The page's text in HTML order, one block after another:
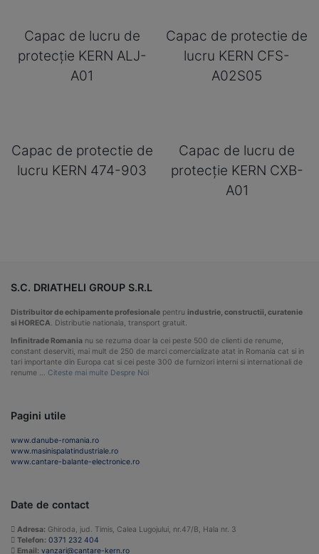
Capac de lucru de
protecție KERN ALJ-
A01
Capac de protectie de
lucru KERN CFS-
A02S05
Capac de protectie de
lucru KERN 474-903
Capac de lucru de
protecție KERN CXB-
A01
S.C. DRIATHELI GROUP S.R.L
Distribuitor de echipamente profesionale pentru industrie, constructii, curatenie
si HORECA. Distributie nationala, transport gratuit.
Infinitrade Romania nu se rezuma doar la cei peste 500 de clienti de renume,
constant deserviti, mai mult de 250 de marci comercializate atat in Romania cat si in
tari importante din Europa cat si cei peste 300 de furnizori interni si internationali de
renume … Citeste mai multe Despre Noi
Pagini utile
www.danube-romania.ro
www.masinispalatindustriale.ro
www.cantare-balante-electronice.ro
Date de contact
Adresa: Ghiroda, jud. Timis, Calea Lugojului, nr.47/B, Hala nr. 3
Telefon: 0371 232 404
Email: vanzari@cantare-kern.ro